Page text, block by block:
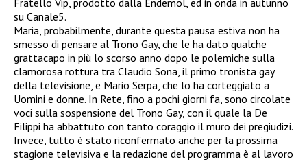
su Canale5.
Maria, probabilmente, durante questa pausa estiva non ha
smesso di pensare al Trono Gay, che le ha dato qualche
grattacapo in più lo scorso anno dopo le polemiche sulla
clamorosa rottura tra Claudio Sona, il primo tronista gay
della televisione, e Mario Serpa, che lo ha corteggiato a
Uomini e donne. In Rete, fino a pochi giorni fa, sono circolate
voci sulla sospensione del Trono Gay, con il quale la De
Filippi ha abbattuto con tanto coraggio il muro dei pregiudizi.
Invece, tutto è stato riconfermato anche per la prossima
stagione televisiva e la redazione del programma è al lavoro